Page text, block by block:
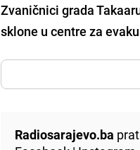
Zvaničnici grada
sklone u centre za
Radiosarajevo.ba